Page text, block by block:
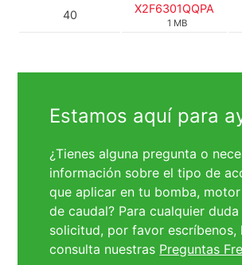
40 X2F6301QQPA
1 MB
Estamos aquí para
¿Tienes alguna pregunta o
información sobre el tipo de
que aplicar en tu bomba,
de caudal? Para cualquier duda
solicitud, por favor escríbenos,
consulta nuestras Preguntas